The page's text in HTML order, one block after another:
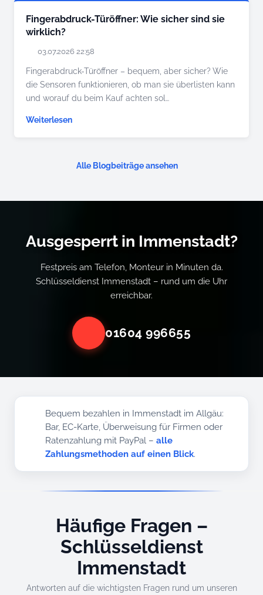
Fingerabdruck-Türöffner: Wie sicher sind sie
wirklich?
03.07.2026 22:58
Fingerabdruck-Türöffner – bequem, aber sicher? Wie
die Sensoren funktionieren, ob man sie überlisten kann
und worauf du beim Kauf achten sol…
Weiterlesen
Alle Blogbeiträge ansehen
Ausgesperrt in Immenstadt?
Festpreis am Telefon, Monteur in Minuten da.
Schlüsseldienst Immenstadt – rund um die Uhr
erreichbar.
01604 996655
Bequem bezahlen in Immenstadt im Allgäu:
Bar, EC-Karte, Überweisung für Firmen oder
Ratenzahlung mit PayPal –alle
Zahlungsmethoden auf einen Blick.
Häufige Fragen –
Schlüsseldienst
Immenstadt
Antworten auf die wichtigsten Fragen rund um unseren